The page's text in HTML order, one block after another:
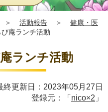
＞ 活動報告 ＞
健康・医
庵ランチ活動
ランチ活動
更新日：2023年05月27日
登録元：「 nico×2 」